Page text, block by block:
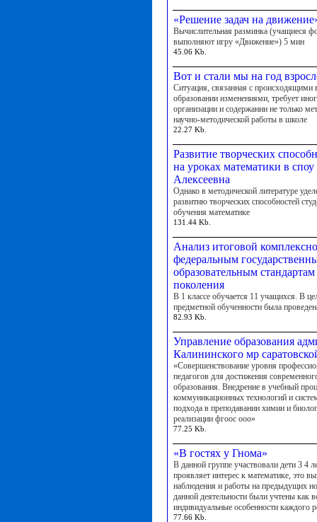
«Решение задач на
Вычислительная разминка (учащиеся
выполняют игру «Движение») 5 мин
45.06 Kb.
Вот и стали мы на год
Ситуация, связанная с происходящими
образовании изменениями, требует
организации и содержании не только
научно-методической работы в школе
22.27 Kb.
Развитие творческих
на уроках математики в
Алексеевна
Однако в методической литературе
развитию творческих способностей
обучения математике
131.44 Kb.
Анализ итоговой
федеральным
образовательным
поколения
В 1 классе обучается 11 учащихся. В
предметной обученности была
82.93 Kb.
Управление образования
Калининского мр
«Совершенствование уровня
педагогов для достижения
образования. Внедрение в учебный
коммуникационных технологий и
подхода в преподавании химии и
реализации фгоос ооо»
77.25 Kb.
«В гостях у Гнома»
В данной группе участвовали дети 3 4
проявляет интерес к математике, это
наблюдения и работы на предыдущих
данной деятельности были учтены как
индивидуальные особенности каждого
77.66 Kb.